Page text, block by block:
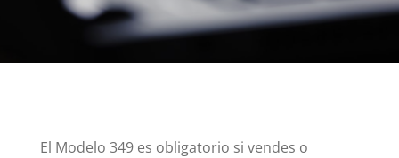
El Modelo 349 es obligatorio si vendes o